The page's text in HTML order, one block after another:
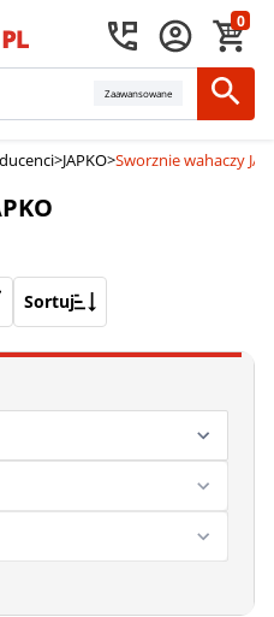
0
Zaawansowane
>JAPKO>Sworznie wahaczy
Sortuj